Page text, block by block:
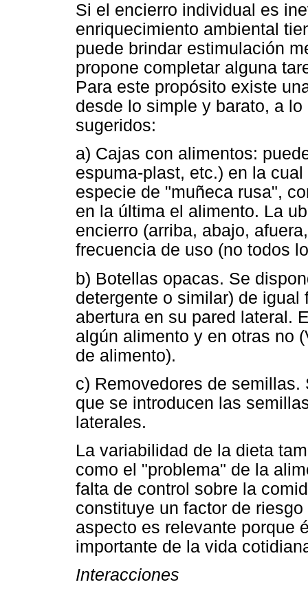
Si el encierro individual es
enriquecimiento ambiental
puede brindar estimulación
propone completar alguna
Para este propósito existe
desde lo simple y barato, a
sugeridos:
a) Cajas con alimentos:
espuma-plast, etc.) en la
especie de "muñeca rusa",
en la última el alimento. La
encierro (arriba, abajo,
frecuencia de uso (no todos
b) Botellas opacas. Se
detergente o similar) de
abertura en su pared lateral.
algún alimento y en otras no
de alimento).
c) Removedores de
que se introducen las
laterales.
La variabilidad de la dieta
como el "problema" de la
falta de control sobre la
constituye un factor de
aspecto es relevante porque
importante de la vida
Interacciones